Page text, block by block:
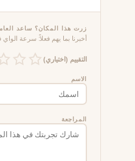
زرت هذا المكان؟ ساعد
أخبرنا بما يهم فعلاً: سرعة
التقييم (اختياري)
الاسم
المراجعة